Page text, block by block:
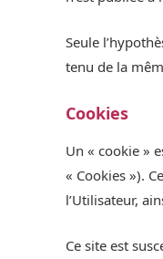
Seule
tenu de la
Cookies
Un « cookie »
« Cookies »).
l’Utilisateur,
Ce site est